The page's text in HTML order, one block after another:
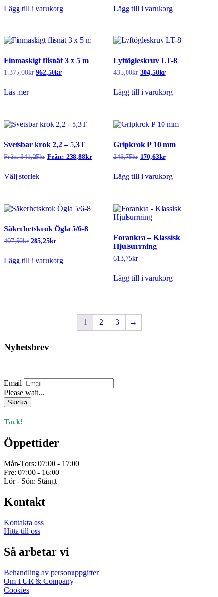
var:
är:
Lägg till i varukorg
var:
är:
Lägg till i varukorg
Finmaskigt flisnät 3 x 5 m
1.375,00kr Det
962,50krDet
Läs mer
Lyftögleskruv LT-8
435,00kr Det
priset
var:
304,50krDet
är:
Lägg till i varukorg
Svetsbar krok 2,2 – 5,3T
Från:341,25kr Från: 238,88kr
Välj storlekhär
varianter.
olika
alternativen
kan
på
Gripkrok P 10 mm
243,75kr Det
priset
var:
170,63krDet
är:
Lägg till i varukorg
Säkerhetskrok Ögla 5/6-8
407,50kr Det
var:
285,25krDet
är:
Lägg till i varukorg
Forankra – Klassisk
Hjulsurrning
613,75kr
Lägg till i varukorg
1 2 3 →
Nyhetsbrev
Email
Please wait...
Skicka
Tack!
Öppettider
Mån-Tors: 07:00 - 17:00
Fre: 07:00 - 16:00
Lör - Sön: Stängt
Kontakt
Kontakta oss
Hitta till oss
Så arbetar vi
Behandling av personuppgifter
Om TUR & Company
Cookies